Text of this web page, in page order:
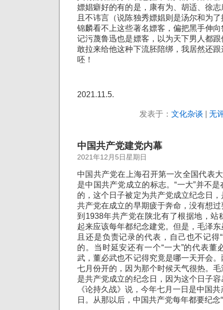
嫖娼癖好的有的是，康有为、胡适、徐
且不讳言（说陈独秀嫖娼则是汤尔和为
锦麟看不上这些著名嫖客，偏把黑手伸
记污蔑鲁迅也是嫖客，以为天下男人都
敢拉来给他这种下流胚陪绑，我居然还
呸！
2021.11.5.
发表于： 文化杂谈 无
中国共产党建党内幕
2021年12月5日星期日
中国共产党在上海召开第一次全国代表
是中国共产党成立的标志。“一大”并不
的，这个日子被定为共产党成立纪念日
共产党在成立的早期疲于奔命，没有想
到1938年共产党在陕北有了根据地，站
起来应该每年都纪念建党。但是，毛泽
且还是负责记录的代表，自己也不记得
的。当时延安还有一个“一大”的代表董
武，董必武也不记得究竟是哪一天开会
七月份开的，因为那个时候天气很热。
是共产党成立的纪念日，因为这个日子
《论持久战》说，今年七月一日是中国
日。从那以后，中国共产党每年都要纪念